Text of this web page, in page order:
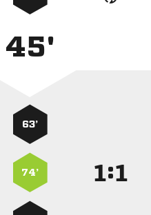
45'
63’
74’ :